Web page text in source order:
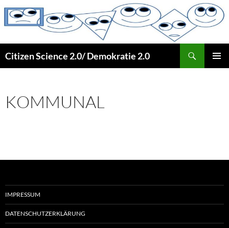
Zum
Inhalt
Citizen Science 2.0/ Demokratie 2.0
KOMMUNAL
IMPRESSUM
DATENSCHUTZERKLÄRUNG